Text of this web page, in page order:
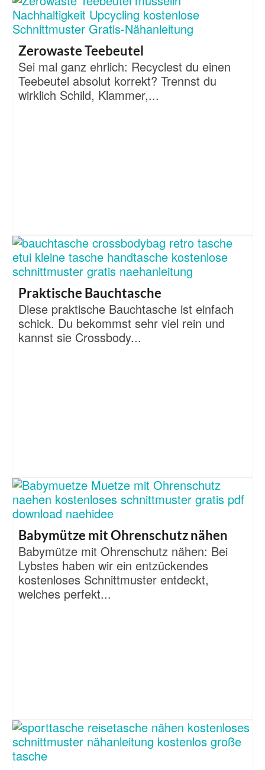
Zerowaste Teebeutel
Sei mal ganz ehrlich: Recyclest du einen
Teebeutel absolut korrekt? Trennst du
wirklich Schild, Klammer,...
Praktische Bauchtasche
Diese praktische Bauchtasche ist einfach
schick. Du bekommst sehr viel rein und
kannst sie Crossbody...
Babymütze mit Ohrenschutz nähen
Babymütze mit Ohrenschutz nähen: Bei
Lybstes haben wir ein entzückendes
kostenloses Schnittmuster entdeckt,
welches perfekt...